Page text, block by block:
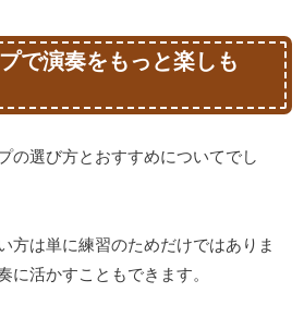
で演奏をもっと楽しも
の選び方とおすすめについてでし
方は単に練習のためだけではありま
に活かすこともできます。